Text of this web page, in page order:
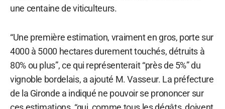
une centaine de viticulteurs.
“Une première estimation, vraiment en gros, porte sur
4000 à 5000 hectares durement touchés, détruits à
80% ou plus”, ce qui représenterait “près de 5%” du
vignoble bordelais, a ajouté M. Vasseur. La préfecture
de la Gironde a indiqué ne pouvoir se prononcer sur